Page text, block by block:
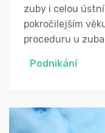
zuby i celou
pokročilejším
proceduru u
Podnikání